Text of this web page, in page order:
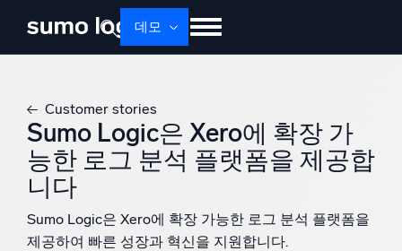
데모
로그인 Free trial 무료 체험
Dojo AI 새로움
Customer stories
Sumo Logic은 Xero에 확장 가
능한 로그 분석 플랫폼을 제공합
니다
Sumo Logic은 Xero에 확장 가능한 로그 분석 플랫폼을
제공하여 빠른 성장과 혁신을 지원합니다.